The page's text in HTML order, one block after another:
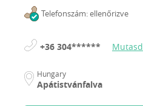
Telefonszám: ellenőrizve
+36 304****** Mutasd
Hungary
Apátistvánfalva